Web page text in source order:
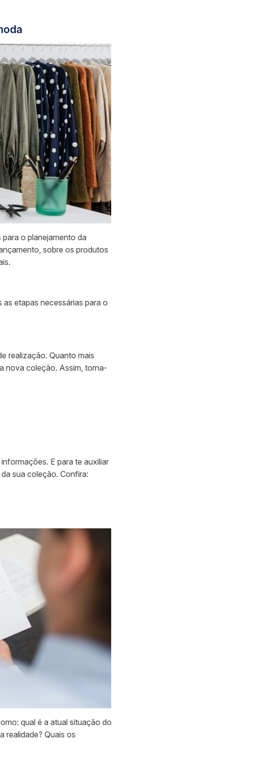
o planejamento da
sobre os produtos
etapas necessárias para o
realização. Quanto mais
nova coleção. Assim, torna-
E para te auxiliar
sua coleção. Confira:
qual é a atual situação do
realidade? Quais os